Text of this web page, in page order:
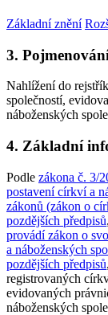
Základní znění
3.
Nahlížení do
společností,
náboženských
4. Základní
Podle zákona č. 3/
postavení církví a
zákonů (zákon o
pozdějších předpisů
provádí zákon o
a náboženských
pozdějších předpisů
registrovaných
evidovaných
náboženských